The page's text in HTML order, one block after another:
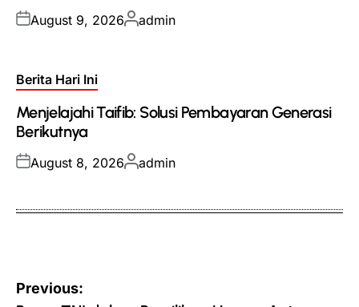
Posted
August 9, 2026Posted
admin
Posted
Berita Hari Ini
Menjelajahi Taifib: Solusi Pembayaran Generasi
Berikutnya
Posted
August 8, 2026Posted
admin
Post
Previous: